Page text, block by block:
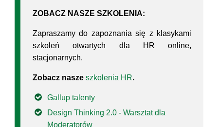
ZOBACZ NASZE SZKOLENIA:
Zapraszamy do zapoznania się z klasykami
szkoleń otwartych dla HR online,
stacjonarnych.
Zobacz nasze szkolenia HR.
Gallup talenty
Design Thinking 2.0 - Warsztat dla
Moderatorów